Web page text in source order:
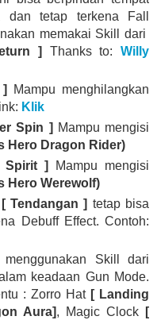
tetap terkena Fall
memakai Skill dari
] Thanks to: Willy
Mampu menghilangkan
Klik
Spin ] Mampu mengisi
Hero Dragon Rider)
]
Mampu mengisi
Hero Werewolf)
[ Tendangan ] tetap bisa
Debuff Effect. Contoh:
Skill dari
keadaan Gun Mode.
: Zorro Hat [ Landing
Aura], Magic Clock [